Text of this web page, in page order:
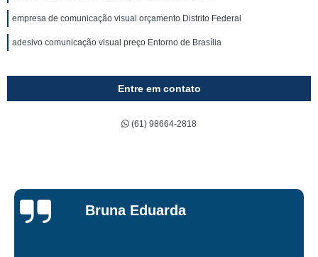
empresa de comunicação visual orçamento Distrito Federal
adesivo comunicação visual preço Entorno de Brasília
Entre em contato
(61) 98664-2818
Bruna Eduarda